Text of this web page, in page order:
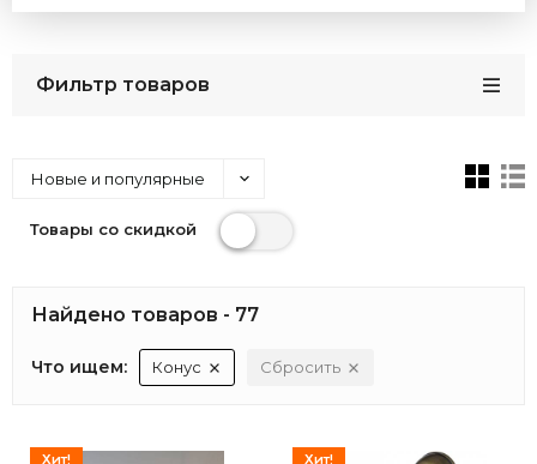
Фильтр товаров
Новые и популярные
Товары со скидкой
Найдено товаров - 77
Что ищем: Конус Сбросить
Хит! Хит!